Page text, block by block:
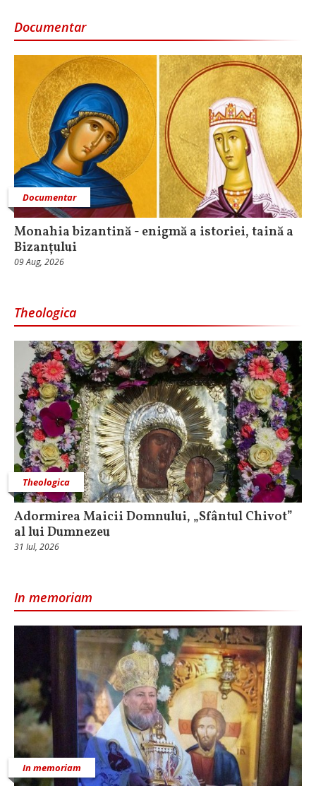
Documentar
Documentar
Monahia bizantină - enigmă a istoriei, taină a
Bizanțului
09 Aug, 2026
Theologica
Theologica
Adormirea Maicii Domnului, „Sfântul Chivot”
al lui Dumnezeu
31 Iul, 2026
In memoriam
In memoriam